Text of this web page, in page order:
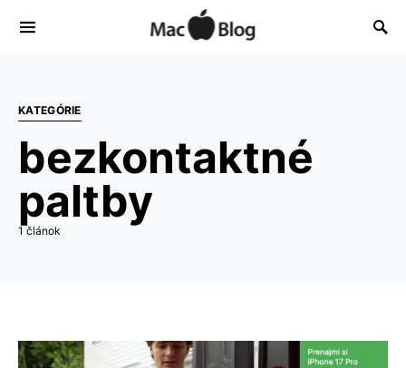
KATEGÓRIE
bezkontaktné
paltby
1 článok